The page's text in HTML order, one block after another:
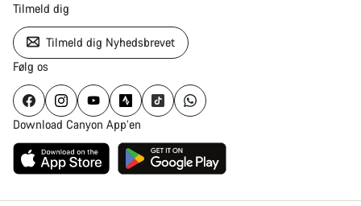
Tilmeld dig
Tilmeld dig Nyhedsbrevet
Følg os
Download Canyon App’en